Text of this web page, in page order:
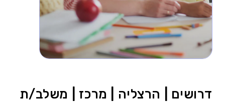
דרושים | הרצליה | מרכז | משלב/ת